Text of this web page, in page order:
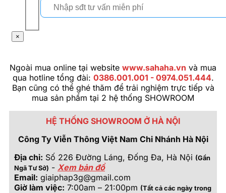
×
Ngoài mua online tại website www.sahaha.vn và mua
qua hotline tổng đài: 0386.001.001 - 0974.051.444.
Bạn cũng có thể ghé thăm để trải nghiệm trực tiếp và
mua sản phẩm tại 2 hệ thống SHOWROOM
HỆ THỐNG SHOWROOM Ở HÀ NỘI
Công Ty Viễn Thông Việt Nam Chi Nhánh Hà Nội
Địa chỉ: Số 226 Đường Láng, Đống Đa, Hà Nội (Gần
Ngã Tư Sở) - Xem bản đồ
Email: giaiphap3g@gmail.com
Giờ làm việc: 7:00am – 21:00pm (Tất cả các ngày trong